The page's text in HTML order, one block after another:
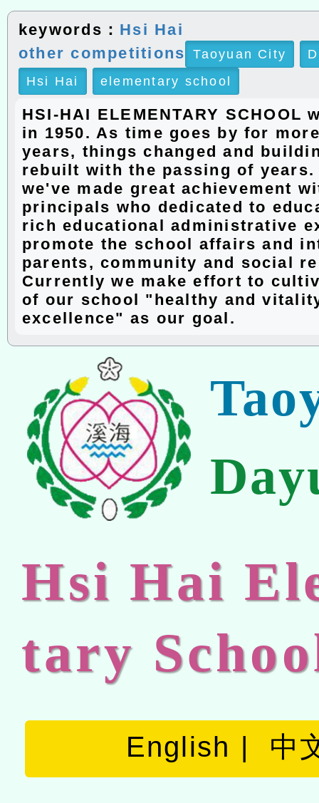
keywords： Hsi Hai
other competitions
Taoyuan City
Hsi Hai
elementary school
HSI-HAI ELEMENTARY SCHOOL
in 1950. As time goes by for
years, things changed and
rebuilt with the passing of years.
we've made great achievement
principals who dedicated to
rich educational administrative
promote the school affairs and
parents, community and social
Currently we make effort to
of our school "healthy and
excellence" as our goal.
Hsi Hai
tary
English 中